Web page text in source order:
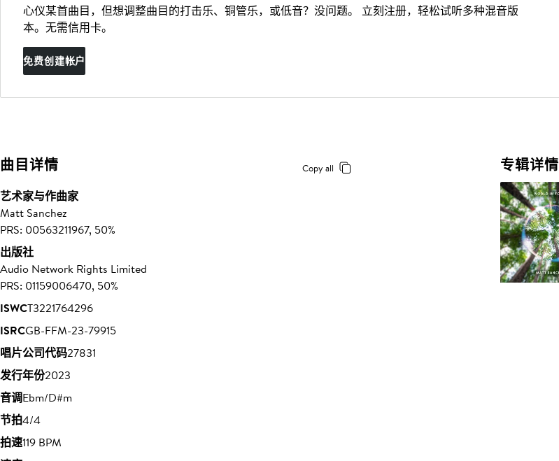
心仪某首曲目，但想调整曲目的打击乐、铜管乐，或低音？没问题。 立刻注册，轻松试听多种混音版
本。无需信用卡。
免费创建帐户
曲目详情 Copy all
艺术家与作曲家
Matt Sanchez
PRS: 00563211967, 50%
出版社
Audio Network Rights Limited
PRS: 01159006470, 50%
ISWCT3221764296
ISRCGB-FFM-23-79915
唱片公司代码27831
发行年份2023
音调Ebm/D#m
节拍4/4
拍速119 BPM
专辑详情